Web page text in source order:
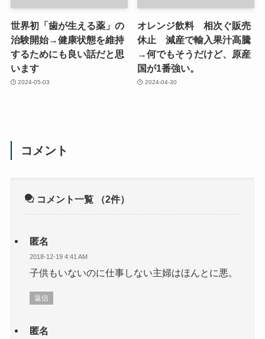
世界初「歯が生える薬」の
治験開始→健康状態を維持
するためにも良い話だと思
います
2024-05-03
オレンジ飲料 相次ぐ販売
休止 減産で輸入果汁高騰
→何でもそうだけど、原産
国が1番強い。
2024-04-30
コメント
コメント一覧 （2件）
匿名
2018-12-19 4:41 AM
子供もいないのに仕事しない主婦はほんとに悪。
返信
匿名